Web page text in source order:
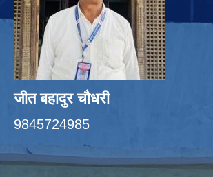
जीत बहादुर चाैधरी
9845724985